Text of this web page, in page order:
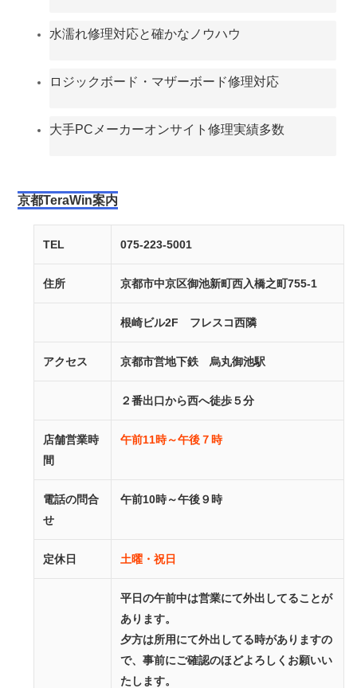
水濡れ修理対応と確かなノウハウ
ロジックボード・マザーボード修理対応
大手PCメーカーオンサイト修理実績多数
京都TeraWin案内
TEL 075-223-5001
住所 京都市中京区御池新町西入橋之町755-1
根崎ビル2F フレスコ西隣
アクセス 京都市営地下鉄 烏丸御池駅
２番出口から西へ徒歩５分
店舗営業時
間
午前11時～午後７時
電話の問合
せ
午前10時～午後９時
定休日 土曜・祝日
平日の午前中は営業にて外出してることが
あります。
夕方は所用にて外出してる時がありますの
で、事前にご確認のほどよろしくお願いい
たします。